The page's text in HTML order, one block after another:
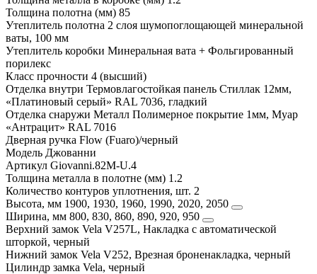
Толщина полотна (мм) 85
Утеплитель полотна 2 слоя шумопоглощающей минеральной
ваты, 100 мм
Утеплитель коробки Минеральная вата + Фольгированный
порилекс
Класс прочности 4 (высший)
Отделка внутри Термовлагостойкая панель Стиллак 12мм,
«Платиновый серый» RAL 7036, гладкий
Отделка снаружи Металл Полимерное покрытие 1мм, Муар
«Антрацит» RAL 7016
Дверная ручка Flow (Fuaro)/черный
Модель Джованни
Артикул Giovanni.82M-U.4
Толщина металла в полотне (мм) 1.2
Количество контуров уплотнения, шт. 2
Высота, мм 1900, 1930, 1960, 1990, 2020, 2050
Ширина, мм 800, 830, 860, 890, 920, 950
Верхний замок Vela V257L, Накладка с автоматической
шторкой, черный
Нижний замок Vela V252, Врезная броненакладка, черный
Цилиндр замка Vela, черный